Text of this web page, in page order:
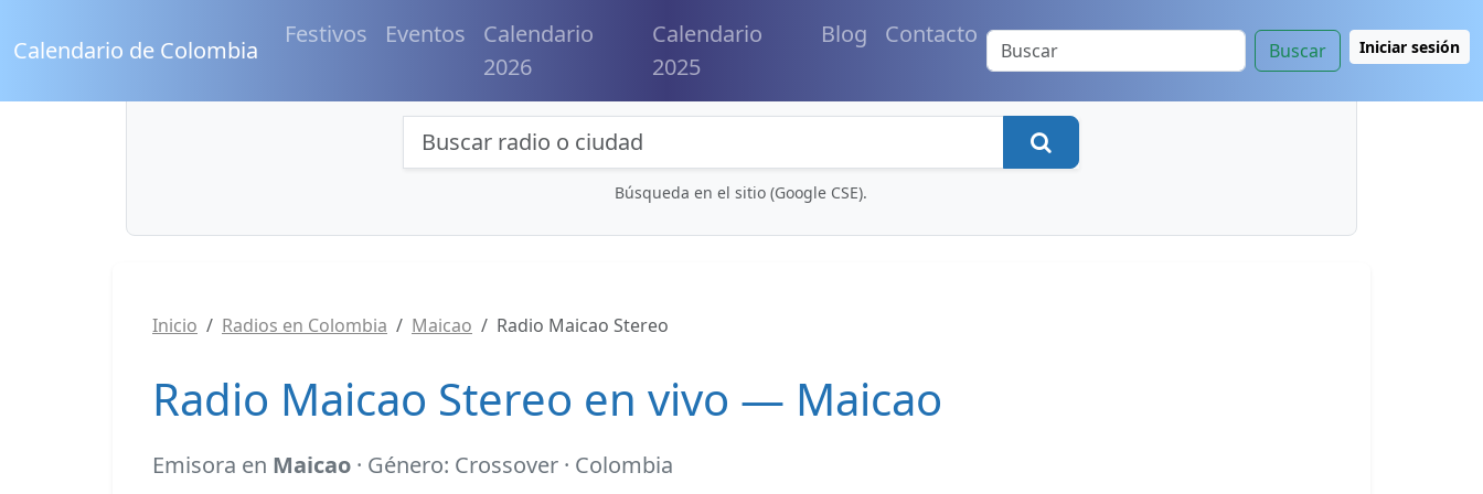
Calendario de Colombia
Festivos Eventos
Calendario
2026
Calendario
2025
Blog Contacto
Buscar Iniciar sesión
Búsqueda de radios y contenidos
Búsqueda en el sitio (Google CSE).
Inicio Radios en Colombia Maicao Radio Maicao Stereo
Radio Maicao Stereo en vivo — Maicao
Emisora en Maicao · Género: Crossover · Colombia